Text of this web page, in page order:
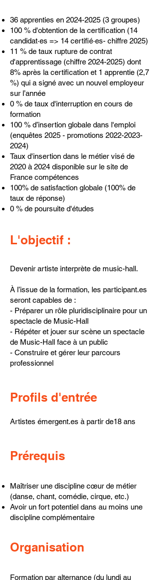
36 apprenties en 2024-2025 (3 groupes)
100 % d'obtention de la certification (14
candidat·es => 14 certifié·es- chiffre 2025)
11 % de taux rupture de contrat
d'apprentissage (chiffre 2024-2025) dont
8% après la certification et 1 apprentie (2,7
%) qui a signé avec un nouvel employeur
sur l’année
0 % de taux d'interruption en cours de
formation
100 % d’insertion globale dans l'emploi
(enquêtes 2025 - promotions 2022-2023-
2024)
Taux d'insertion dans le métier visé de
2020 à 2024 disponible sur le site de
France compétences
100% de satisfaction globale (100% de
taux de réponse)
0 % de poursuite d'études
L'objectif :
Devenir artiste interprète de music-hall.
À l’issue de la formation, les participant.es
seront capables de :
- Préparer un rôle pluridisciplinaire pour un
spectacle de Music-Hall
- Répéter et jouer sur scène un spectacle
de Music-Hall face à un public
- Construire et gérer leur parcours
professionnel
Profils d'entrée
Artistes émergent.es à partir de18 ans
Prérequis
Maîtriser une discipline cœur de métier
(danse, chant, comédie, cirque, etc.)
Avoir un fort potentiel dans au moins une
discipline complémentaire
Organisation
Formation par alternance (du lundi au